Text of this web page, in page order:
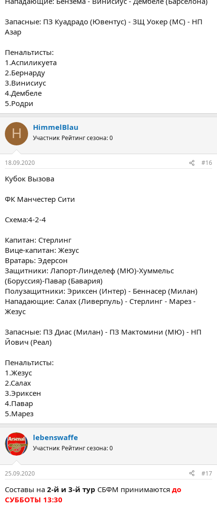
Запасные: ПЗ Куадрадо (Ювентус) - ЗЩ Уокер (МС) - НП
Азар
Пенальтисты:
1.Аспиликуета
2.Бернарду
3.Винисиус
4.Дембеле
5.Родри
H HimmelBlau
Участник Рейтинг сезона: 0
18.09.2020 #16
Кубок Вызова
ФК Манчестер Сити
Схема:4-2-4
Капитан: Стерлинг
Вице-капитан: Жезус
Вратарь: Эдерсон
Защитники: Лапорт-Линделеф (МЮ)-Хуммельс
(Боруссия)-Павар (Бавария)
Полузащитники: Эриксен (Интер) - Беннасер (Милан)
Нападающие: Салах (Ливерпуль) - Стерлинг - Марез -
Жезус
Запасные: ПЗ Диас (Милан) - ПЗ Мактомини (МЮ) - НП
Йович (Реал)
Пенальтисты:
1.Жезус
2.Салах
3.Эриксен
4.Павар
5.Марез
lebenswaffe
Участник Рейтинг сезона: 0
25.09.2020 #17
Составы на 2-й и 3-й тур СБФМ принимаются до
СУББОТЫ 13:30